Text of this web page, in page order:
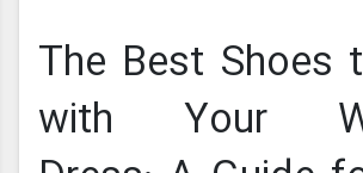
The Best Shoes
with Your